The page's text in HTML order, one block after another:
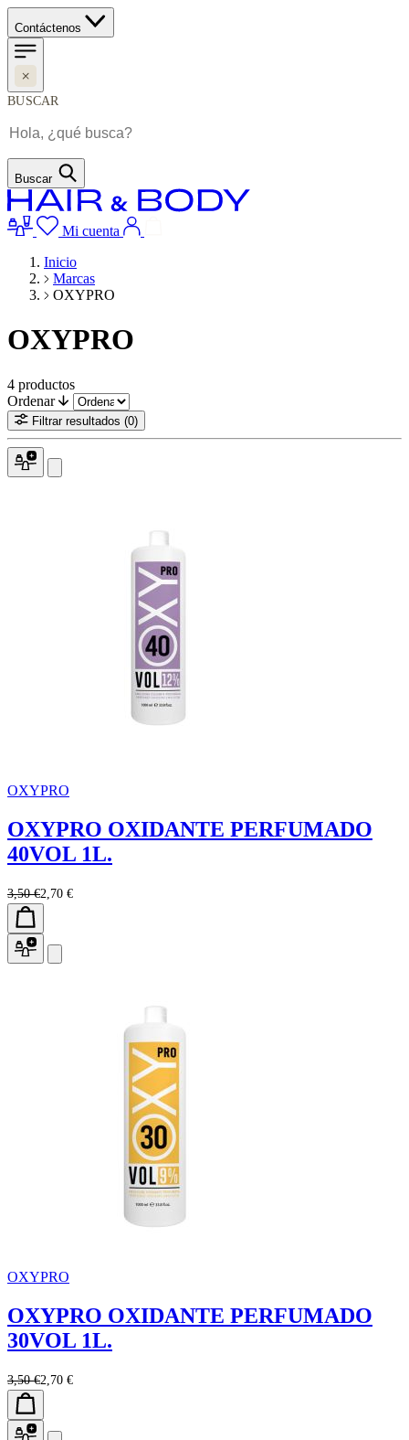
Contáctenos
BUSCAR
Buscar
Mi cuenta
Inicio
Marcas
OXYPRO
OXYPRO
4 productos
Ordenar
Filtrar resultados (0)
OXYPRO
OXYPRO OXIDANTE PERFUMADO
40VOL 1L.
3,50 €2,70 €
OXYPRO
OXYPRO OXIDANTE PERFUMADO
30VOL 1L.
3,50 €2,70 €